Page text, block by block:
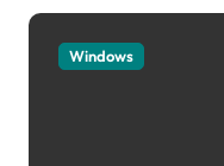
Windows